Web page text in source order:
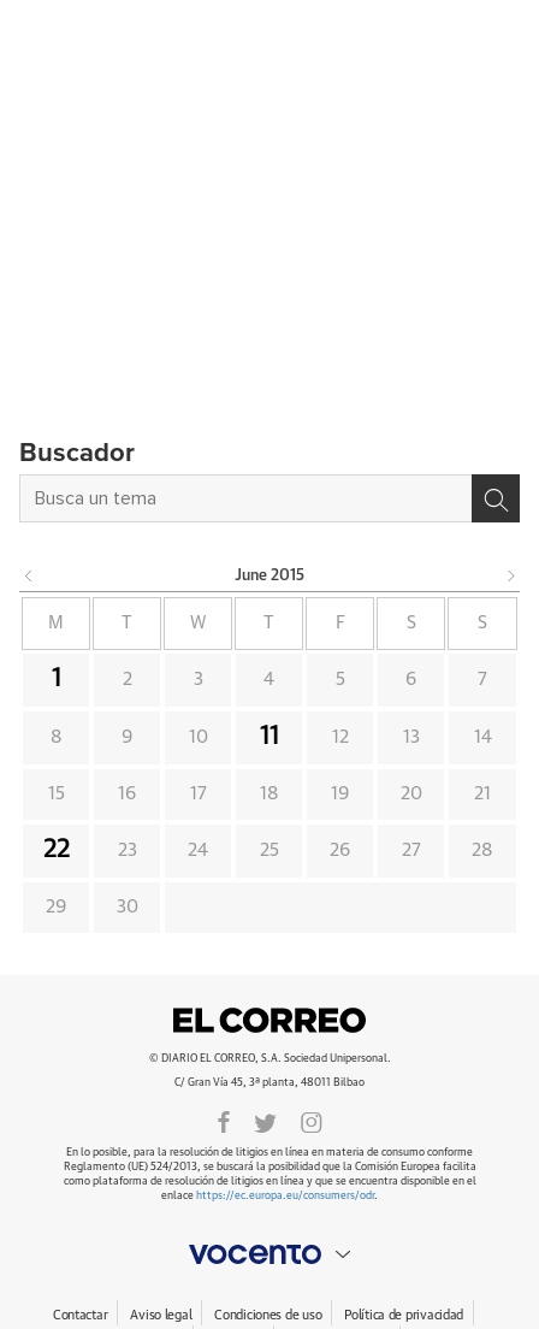
Buscador
June 2015
M W F S S
1 2 3 4 5 6 7
8 9 10 11 12 13 14
15 16 17 18 19 20 21
22 23 24 25 26 27 28
29 30
© DIARIO EL CORREO, S.A. Sociedad Unipersonal.
C/ Gran Vía 45, 3ª planta, 48011 Bilbao
En lo posible, para la resolución de litigios en línea en materia de consumo conforme
Reglamento (UE) 524/2013, se buscará la posibilidad que la Comisión Europea facilita
como plataforma de resolución de litigios en línea y que se encuentra disponible en el
enlace https://ec.europa.eu/consumers/odr.
Contactar Aviso legal Condiciones de uso Política de privacidad